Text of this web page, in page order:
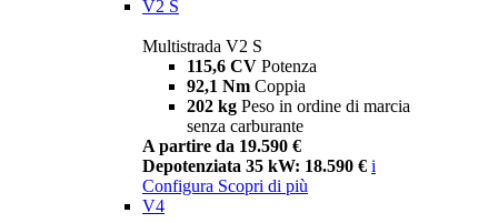
V2 S
Multistrada V2 S
115,6 CV Potenza
92,1 Nm Coppia
202 kg Peso in ordine di marcia
senza carburante
A partire da 19.590 €
Depotenziata 35 kW: 18.590 € i
Configura Scopri di più
V4